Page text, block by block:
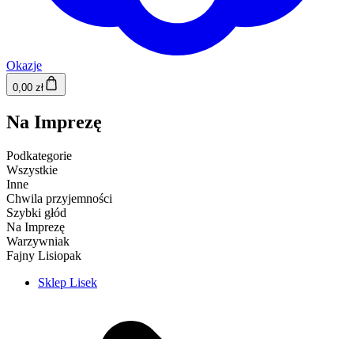
Okazje
0,00 zł
Na Imprezę
Podkategorie
Wszystkie
Inne
Chwila przyjemności
Szybki głód
Na Imprezę
Warzywniak
Fajny Lisiopak
Sklep Lisek